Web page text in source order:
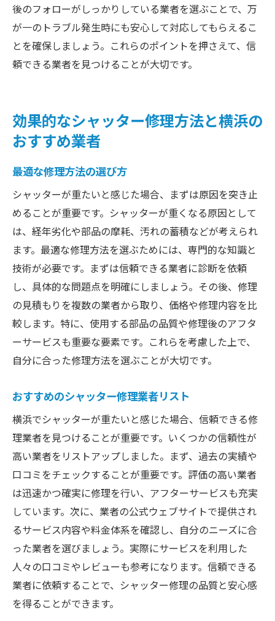
後のフォローがしっかりしている業者を選ぶことで、万
が一のトラブル発生時にも安心して対応してもらえるこ
とを確保しましょう。これらのポイントを押さえて、信
頼できる業者を見つけることが大切です。
効果的なシャッター修理方法と横浜の
おすすめ業者
最適な修理方法の選び方
シャッターが重たいと感じた場合、まずは原因を突き止
めることが重要です。シャッターが重くなる原因として
は、経年劣化や部品の摩耗、汚れの蓄積などが考えられ
ます。最適な修理方法を選ぶためには、専門的な知識と
技術が必要です。まずは信頼できる業者に診断を依頼
し、具体的な問題点を明確にしましょう。その後、修理
の見積もりを複数の業者から取り、価格や修理内容を比
較します。特に、使用する部品の品質や修理後のアフタ
ーサービスも重要な要素です。これらを考慮した上で、
自分に合った修理方法を選ぶことが大切です。
おすすめのシャッター修理業者リスト
横浜でシャッターが重たいと感じた場合、信頼できる修
理業者を見つけることが重要です。いくつかの信頼性が
高い業者をリストアップしました。まず、過去の実績や
口コミをチェックすることが重要です。評価の高い業者
は迅速かつ確実に修理を行い、アフターサービスも充実
しています。次に、業者の公式ウェブサイトで提供され
るサービス内容や料金体系を確認し、自分のニーズに合
った業者を選びましょう。実際にサービスを利用した
人々の口コミやレビューも参考になります。信頼できる
業者に依頼することで、シャッター修理の品質と安心感
を得ることができます。